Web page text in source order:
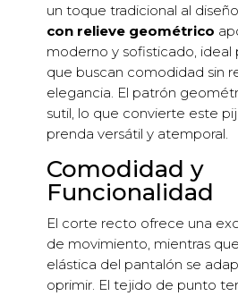
un toque tradicional al
con relieve geométrico
moderno y sofisticado, ideal
que buscan comodidad sin
elegancia. El patrón
sutil, lo que convierte este
prenda versátil y atemporal.
Comodidad y
Funcionalidad
El corte recto ofrece una
de movimiento, mientras
elástica del pantalón se
oprimir. El tejido de punto